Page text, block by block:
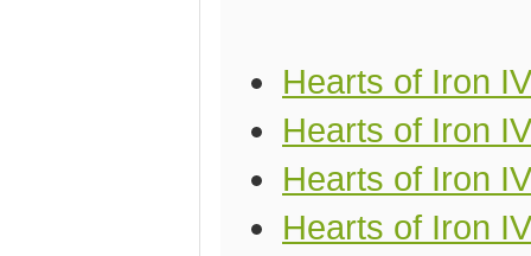
Hearts of Iron
Hearts of Iron
Hearts of Iron
Hearts of Iron